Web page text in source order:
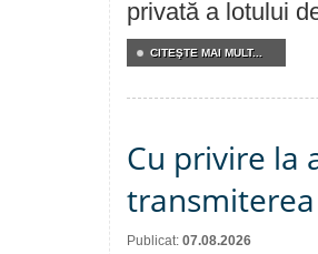
privată a lotului
CITEŞTE MAI MULT...
Cu privire la
Publicat: 07.08.2026